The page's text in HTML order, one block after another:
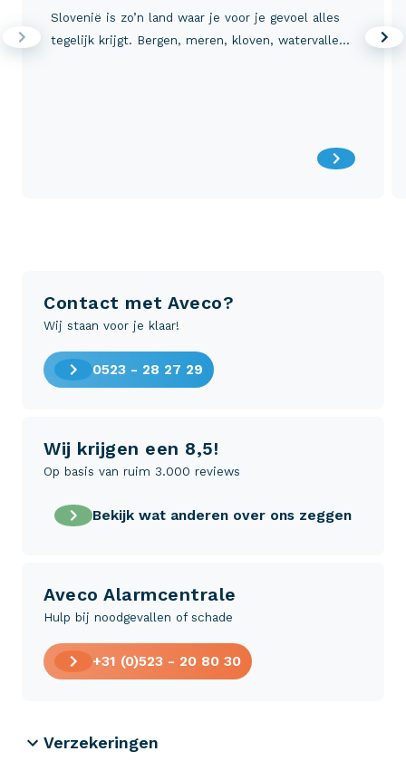
Slovenië is zo’n land waar je voor je gevoel alles
tegelijk krijgt. Bergen, meren, kloven, watervallen,
Contact met Aveco?
Wij staan voor je klaar!
0523 - 28 27 29
Wij krijgen een 8,5!
Op basis van ruim 3.000 reviews
Bekijk wat anderen over ons zeggen
Aveco Alarmcentrale
Hulp bij noodgevallen of schade
+31 (0)523 - 20 80 30
Verzekeringen